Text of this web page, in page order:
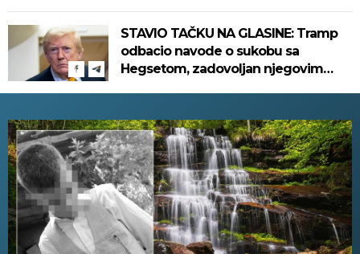
STAVIO TAČKU NA GLASINE: Tramp
odbacio navode o sukobu sa
Hegsetom, zadovoljan njegovim